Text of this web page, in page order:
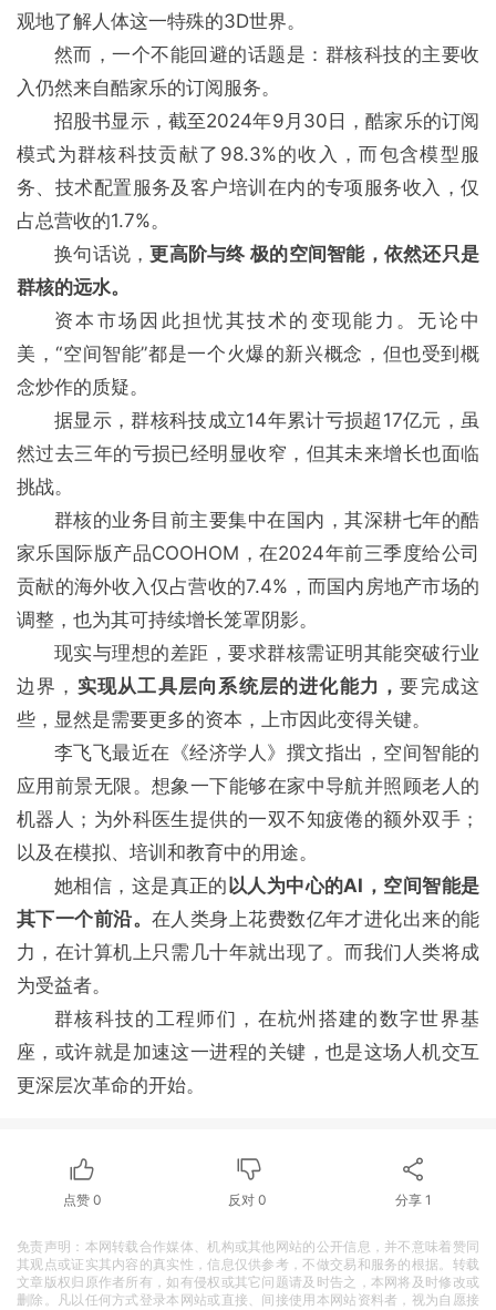
观地了解人体这一特殊的3D世界。
然而，一个不能回避的话题是：群核科技的主要收
入仍然来自酷家乐的订阅服务。
招股书显示，截至2024年9月30日，酷家乐的订阅
模式为群核科技贡献了98.3%的收入，而包含模型服
务、技术配置服务及客户培训在内的专项服务收入，仅
占总营收的1.7%。
换句话说，更高阶与终 极的空间智能，依然还只是
群核的远水。
资本市场因此担忧其技术的变现能力。无论中
美，“空间智能”都是一个火爆的新兴概念，但也受到概
念炒作的质疑。
据显示，群核科技成立14年累计亏损超17亿元，虽
然过去三年的亏损已经明显收窄，但其未来增长也面临
挑战。
群核的业务目前主要集中在国内，其深耕七年的酷
家乐国际版产品COOHOM，在2024年前三季度给公司
贡献的海外收入仅占营收的7.4%，而国内房地产市场的
调整，也为其可持续增长笼罩阴影。
现实与理想的差距，要求群核需证明其能突破行业
边界， 实现从工具层向系统层的进化能力，要完成这
些，显然是需要更多的资本，上市因此变得关键。
李飞飞最近在《经济学人》撰文指出，空间智能的
应用前景无限。想象一下能够在家中导航并照顾老人的
机器人；为外科医生提供的一双不知疲倦的额外双手；
以及在模拟、培训和教育中的用途。
她相信，这是真正的 以人为中心的AI，空间智能是
其下一个前沿。在人类身上花费数亿年才进化出来的能
力，在计算机上只需几十年就出现了。而我们人类将成
为受益者。
群核科技的工程师们，在杭州搭建的数字世界基
座，或许就是加速这一进程的关键，也是这场人机交互
更深层次革命的开始。
点赞0 反对0 分享 1
免责声明：本网转载合作媒体、机构或其他网站的公开信息，并不意味着赞同
其观点或证实其内容的真实性，信息仅供参考，不做交易和服务的根据。转载
文章版权归原作者所有，如有侵权或其它问题请及时告之，本网将及时修改或
删除。凡以任何方式登录本网站或直接、间接使用本网站资料者，视为自愿接